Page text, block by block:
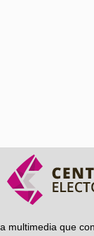
multimedia que